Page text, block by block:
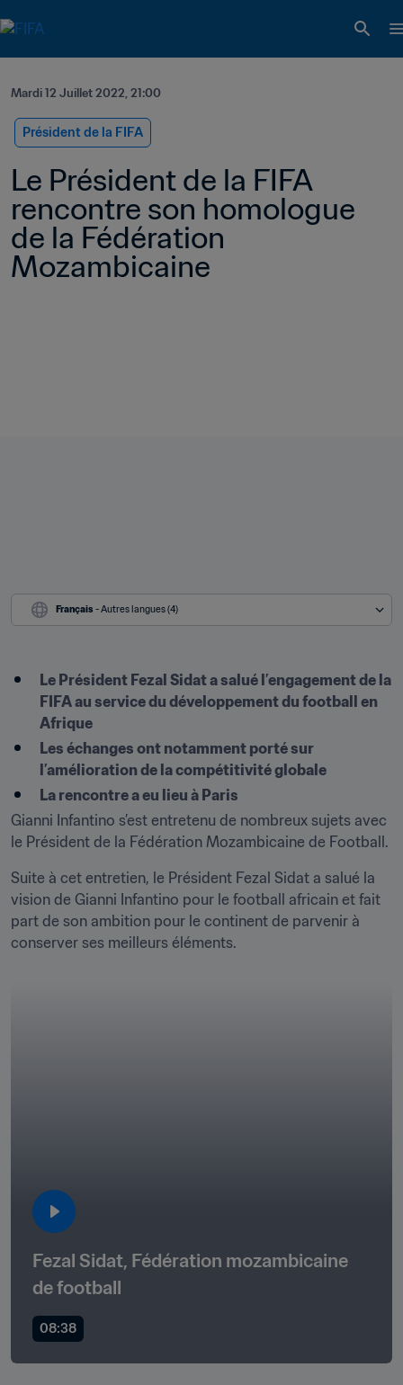
Mardi 12 Juillet 2022, 21:00
Président de la FIFA
Le Président de la FIFA
rencontre son homologue
de la Fédération
Mozambicaine
Français - Autres langues (4)
Le Président Fezal Sidat a salué l’engagement de la
FIFA au service du développement du football en
Afrique
Les échanges ont notamment porté sur
l’amélioration de la compétitivité globale
La rencontre a eu lieu à Paris
Gianni Infantino s’est entretenu de nombreux sujets avec
le Président de la Fédération Mozambicaine de Football.
Suite à cet entretien, le Président Fezal Sidat a salué la
vision de Gianni Infantino pour le football africain et fait
part de son ambition pour le continent de parvenir à
conserver ses meilleurs éléments.
Fezal Sidat, Fédération mozambicaine
08:38